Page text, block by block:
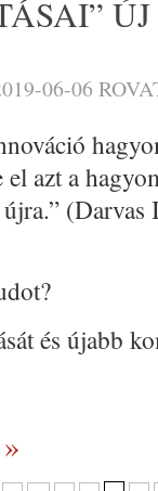
06-06
el azt a
és újabb